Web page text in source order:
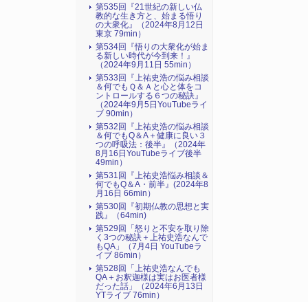
第535回『21世紀の新しい仏
教的な生き方と、始まる悟り
の大衆化』（2024年8月12日
東京 79min）
第534回『悟りの大衆化が始ま
る新しい時代が今到来！』
（2024年9月11日 55min）
第533回『上祐史浩の悩み相談
＆何でもＱ＆Ａと心と体をコ
ントロールする６つの秘訣』
（2024年9月5日YouTubeライ
ブ 90min）
第532回『上祐史浩の悩み相談
＆何でもQ＆A＋健康に良い３
つの呼吸法：後半』（2024年
8月16日YouTubeライブ後半
49min）
第531回『上祐史浩悩み相談＆
何でもQ＆A・前半』(2024年8
月16日 66min）
第530回『初期仏教の思想と実
践』（64min)
第529回「怒りと不安を取り除
く3つの秘訣＋上祐史浩なんで
もQA」（7月4日 YouTubeラ
イブ 86min）
第528回「上祐史浩なんでも
QA＋お釈迦様は実はお医者様
だった話」（2024年6月13日
YTライブ 76min）